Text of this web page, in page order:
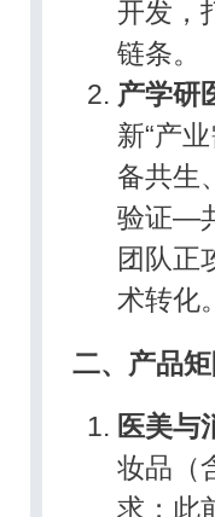
开发，
链条。
产学研
新“产
备共生
验证—
团队正
术转化
二、产品
医美与
妆品（
求；此